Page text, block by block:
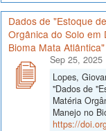
Dados de "Estoque
Orgânica do Solo em
Bioma Mata Atlântica"
Sep 25, 2025
Lopes,
"Dados de
Matéria
Manejo no
https://